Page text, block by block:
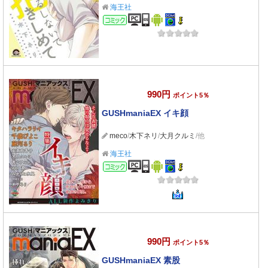
海王社
コミック
990円 ポイント5％
GUSHmaniaEX イキ顔
meco/木下ネリ /大月クルミ /他
海王社
コミック
990円 ポイント5％
GUSHmaniaEX 素股